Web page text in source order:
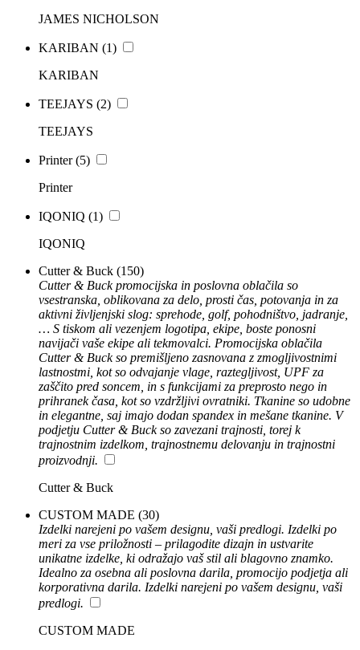
JAMES NICHOLSON
KARIBAN (1)
KARIBAN
TEEJAYS (2)
TEEJAYS
Printer(5)
Printer
IQONIQ (1)
IQONIQ
Cutter & Buck (150)
Cutter & Buck promocijska in poslovna oblačila so
vsestranska, oblikovana za delo, prosti čas, potovanja in za
aktivni življenjski slog: sprehode, golf, pohodništvo, jadranje,
… S tiskom ali vezenjem logotipa, ekipe, boste ponosni
navijači vaše ekipe ali tekmovalci. Promocijska oblačila
Cutter & Buck so premišljeno zasnovana z zmogljivostnimi
lastnostmi, kot so odvajanje vlage, raztegljivost, UPF za
zaščito pred soncem, in s funkcijami za preprosto nego in
prihranek časa, kot so vzdržljivi ovratniki. Tkanine so udobne
in elegantne, saj imajo dodan spandex in mešane tkanine. V
podjetju Cutter & Buck so zavezani trajnosti, torej k
trajnostnim izdelkom, trajnostnemu delovanju in trajnostni
proizvodnji.
Cutter & Buck
CUSTOM MADE (30)
Izdelki narejeni po vašem designu, vaši predlogi. Izdelki po
meri za vse priložnosti – prilagodite dizajn in ustvarite
unikatne izdelke, ki odražajo vaš stil ali blagovno znamko.
Idealno za osebna ali poslovna darila, promocijo podjetja ali
korporativna darila. Izdelki narejeni po vašem designu, vaši
predlogi.
CUSTOM MADE